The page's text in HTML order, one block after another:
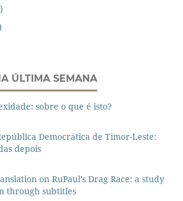
ÚLTIMA SEMANA
sobre o que é isto?
Democrática de Timor-Leste:
depois
on RuPaul’s Drag Race: a study
through subtitles